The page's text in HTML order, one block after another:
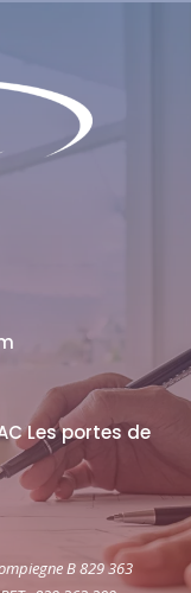
Les portes de
B 829 363